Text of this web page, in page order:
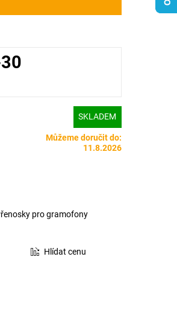
SKLADEM
Můžeme doručit do:
11.8.2026
pro gramofony
Hlídat cenu